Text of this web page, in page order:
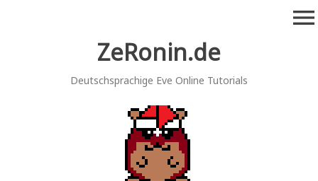
ZeRonin.de
Deutschsprachige Eve Online Tutorials
menu